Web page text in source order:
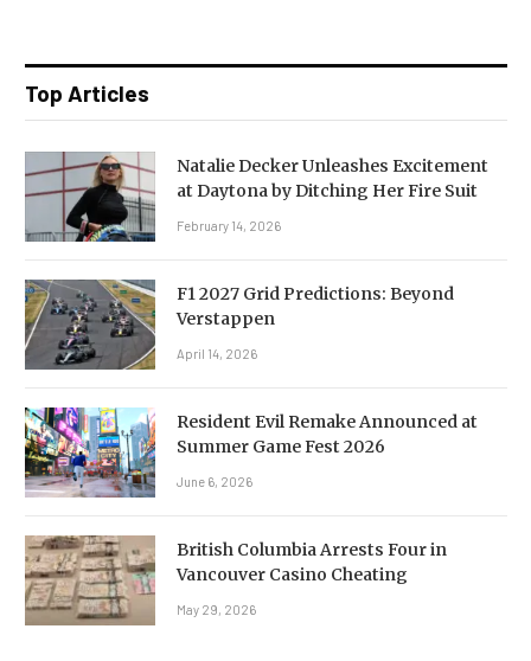
Top Articles
Natalie Decker Unleashes Excitement
at Daytona by Ditching Her Fire Suit
February 14, 2026
F1 2027 Grid Predictions: Beyond
Verstappen
April 14, 2026
Resident Evil Remake Announced at
Summer Game Fest 2026
June 6, 2026
British Columbia Arrests Four in
Vancouver Casino Cheating
May 29, 2026